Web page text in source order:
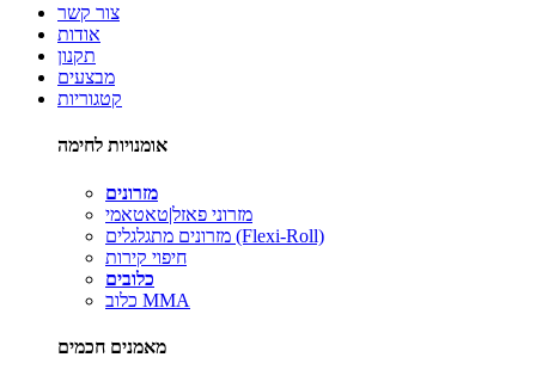
צור קשר
אודות
תקנון
מבצעים
קטגוריות
אומנויות לחימה
מזרונים
מזרוני פאזל|טאטאמי
מזרונים מתגלגלים (Flexi-Roll)
חיפוי קירות
כלובים
כלוב MMA
מאמנים חכמים